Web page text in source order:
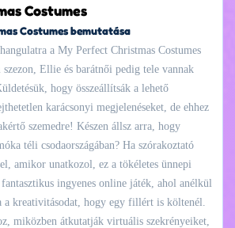
Costumes
Costumes bemutatása
a My Perfect Christmas Costumes
Ellie és barátnői pedig tele vannak
hogy összeállítsák a lehető
karácsonyi megjelenéseket, de ehhez
szemedre! Készen állsz arra, hogy
téli csodaországában? Ha szórakoztató
amikor unatkozol, ez a tökéletes ünnepi
ingyenes online játék, ahol anélkül
a kreativitásodat, hogy egy fillért is költenél.
miközben átkutatják virtuális szekrényeiket,